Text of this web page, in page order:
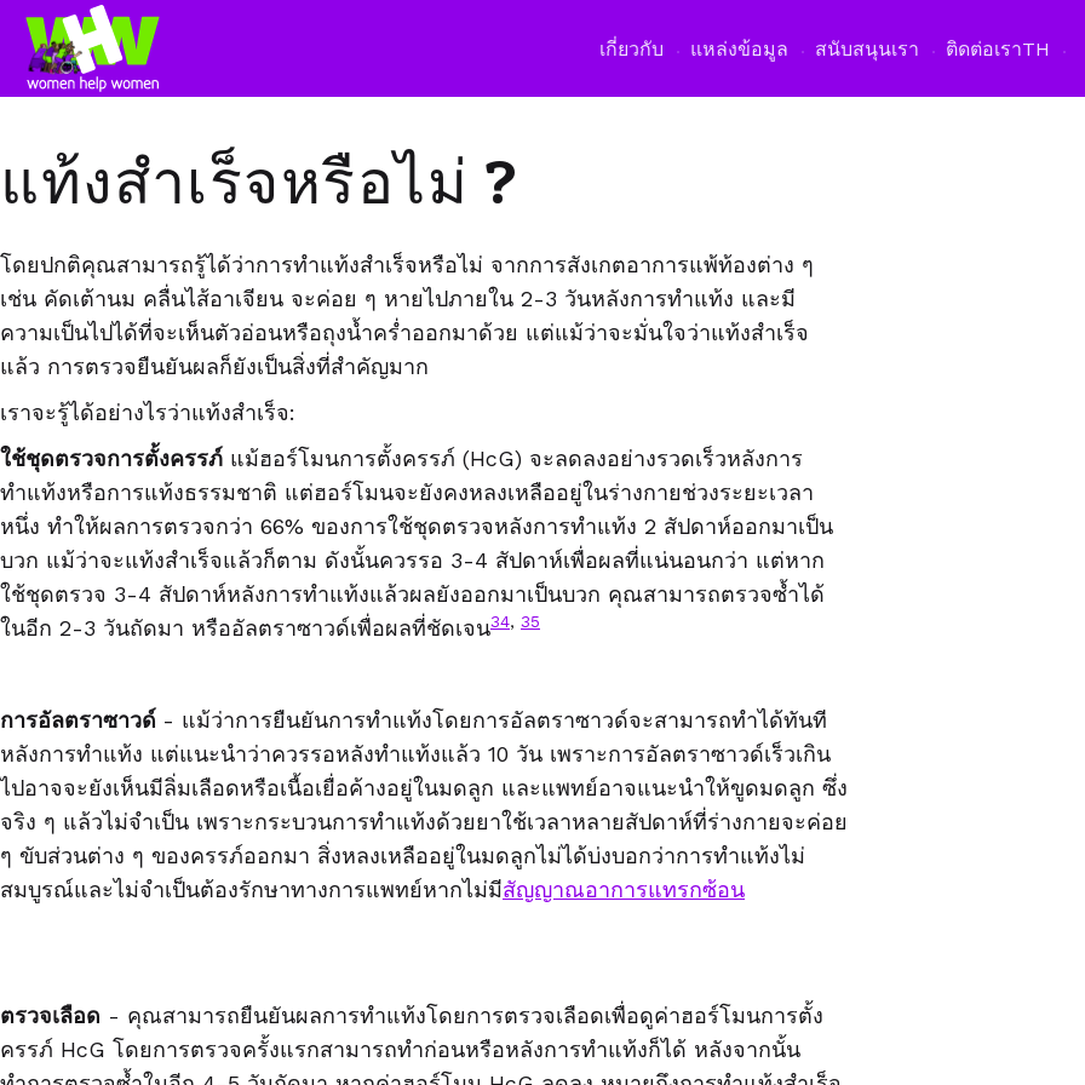
เกี่ยวกับ แหล่งข้อมูล สนับสนุนเรา ติดต่อเราTH
แท้งสำเร็จหรือไม่ ?
โดยปกติคุณสามารถรู้ได้ว่าการทำแท้งสำเร็จหรือไม่ จากการสังเกตอาการแพ้ท้องต่าง ๆ
เช่น คัดเต้านม คลื่นไส้อาเจียน จะค่อย ๆ หายไปภายใน 2-3 วันหลังการทำแท้ง และมี
ความเป็นไปได้ที่จะเห็นตัวอ่อนหรือถุงน้ำคร่ำออกมาด้วย แต่แม้ว่าจะมั่นใจว่าแท้งสำเร็จ
แล้ว การตรวจยืนยันผลก็ยังเป็นสิ่งที่สำคัญมาก
เราจะรู้ได้อย่างไรว่าแท้งสำเร็จ:
ใช้ชุดตรวจการตั้งครรภ์ แม้ฮอร์โมนการตั้งครรภ์ (HcG) จะลดลงอย่างรวดเร็วหลังการ
ทำแท้งหรือการแท้งธรรมชาติ แต่ฮอร์โมนจะยังคงหลงเหลืออยู่ในร่างกายช่วงระยะเวลา
หนึ่ง ทำให้ผลการตรวจกว่า 66% ของการใช้ชุดตรวจหลังการทำแท้ง 2 สัปดาห์ออกมาเป็น
บวก แม้ว่าจะแท้งสำเร็จแล้วก็ตาม ดังนั้นควรรอ 3-4 สัปดาห์เพื่อผลที่แน่นอนกว่า แต่หาก
ใช้ชุดตรวจ 3-4 สัปดาห์หลังการทำแท้งแล้วผลยังออกมาเป็นบวก คุณสามารถตรวจซ้ำได้
ในอีก 2-3 วันถัดมา หรืออัลตราซาวด์เพื่อผลที่ชัดเจน34, 35
การอัลตราซาวด์ - แม้ว่าการยืนยันการทำแท้งโดยการอัลตราซาวด์จะสามารถทำได้ทันที
หลังการทำแท้ง แต่แนะนำว่าควรรอหลังทำแท้งแล้ว 10 วัน เพราะการอัลตราซาวด์เร็วเกิน
ไปอาจจะยังเห็นมีลิ่มเลือดหรือเนื้อเยื่อค้างอยู่ในมดลูก และแพทย์อาจแนะนำให้ขูดมดลูก ซึ่ง
จริง ๆ แล้วไม่จำเป็น เพราะกระบวนการทำแท้งด้วยยาใช้เวลาหลายสัปดาห์ที่ร่างกายจะค่อย
ๆ ขับส่วนต่าง ๆ ของครรภ์ออกมา สิ่งหลงเหลืออยู่ในมดลูกไม่ได้บ่งบอกว่าการทำแท้งไม่
สมบูรณ์และไม่จำเป็นต้องรักษาทางการแพทย์หากไม่มีสัญญาณอาการแทรกซ้อน
ตรวจเลือด - คุณสามารถยืนยันผลการทำแท้งโดยการตรวจเลือดเพื่อดูค่าฮอร์โมนการตั้ง
ครรภ์ HcG โดยการตรวจครั้งแรกสามารถทำก่อนหรือหลังการทำแท้งก็ได้ หลังจากนั้น